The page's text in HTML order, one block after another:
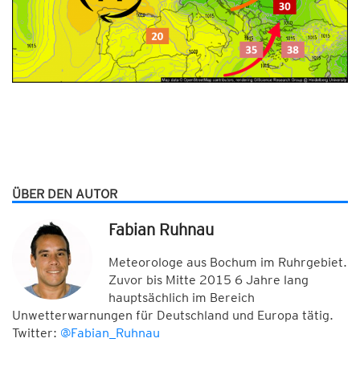
ÜBER DEN AUTOR
Fabian Ruhnau
Meteorologe aus Bochum im Ruhrgebiet.
Zuvor bis Mitte 2015 6 Jahre lang
hauptsächlich im Bereich
Unwetterwarnungen für Deutschland und Europa tätig.
Twitter: @Fabian_Ruhnau